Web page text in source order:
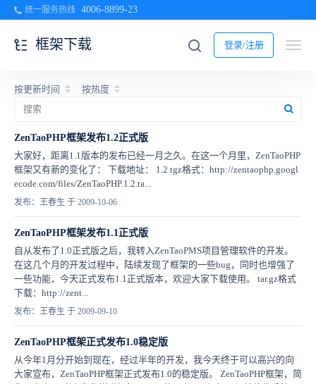
统一服务热线 4006-8899-23
登录/注册
按更新时间 按热度
ZenTaoPHP框架发布1.2正式版
大家好，距离1.1版本的发布已经一月之久。在这一个月里，ZenTaoPHP
框架又有新的变化了： 下载地址： 1.2 tgz格式：http://zentaophp.googl
ecode.com/files/ZenTaoPHP.1.2.ta...
发布：王春生 于 2009-10-06
ZenTaoPHP框架发布1.1正式版
自从发布了1.0正式版之后，我转入ZenTaoPMS项目管理软件的开发。
在这几个月的开发过程中，陆续发现了框架的一些bug，同时也增强了
一些功能，今天正式发布1.1正式版本，欢迎大家下载使用。 tar.gz格式
下载：http://zent...
发布：王春生 于 2009-09-10
ZenTaoPHP框架正式发布1.0稳定版
从今年1月分开始到现在，经过半年的开发，我今天终于可以高兴的向
大家宣布，ZenTaoPHP框架正式发布1.0的稳定版。 ZenTaoPHP框架，简
框架下载